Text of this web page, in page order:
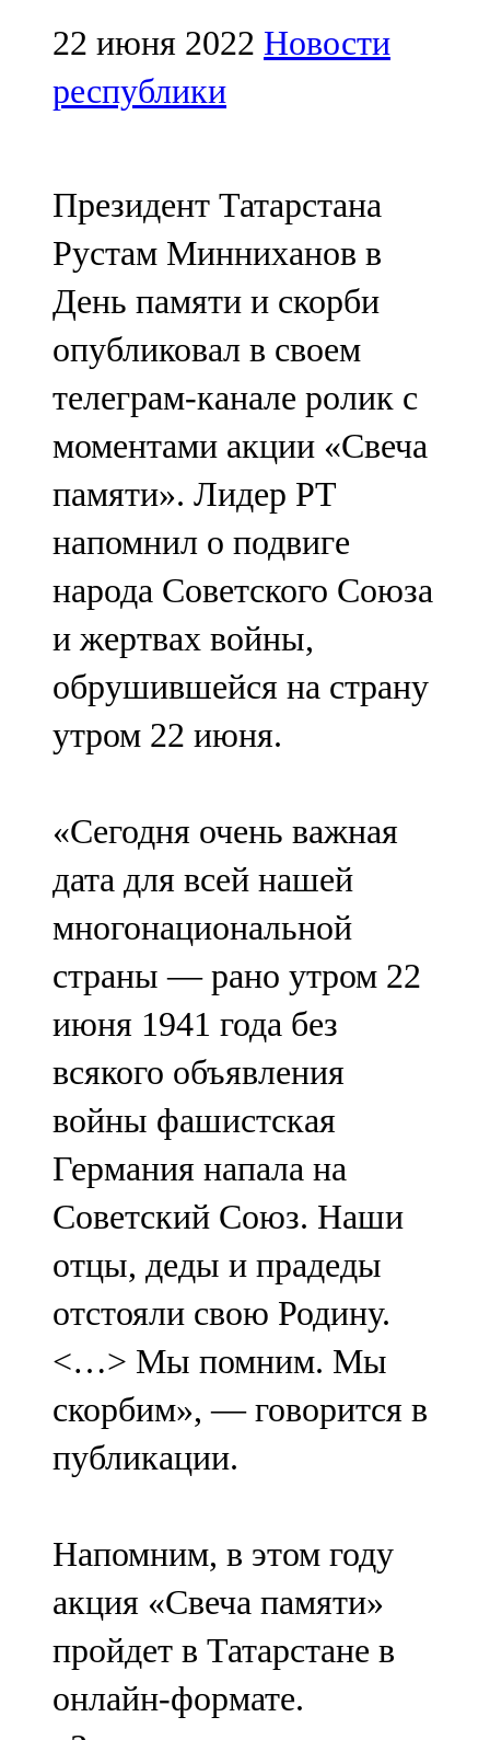
71,51 FM
Кукмара
107,9 FM
102,1 FM
Мамадыш
106,2 FM
Минзәлә
107,3 FM
Мөслим
100,0 FM
Нурлат
104,7 FM
Олы Әтнә
71,42 FM
Сарман
Теләче
106,1 FM
Түбән Кама
102,6 FM
Чирмешән
107,7 FM
Чистай
103,0 FM
Чүпрәле
91,0 FM
Шәмәрдән
102,3 FM
Яңа чишмә
107,0 FM
105,5 FM
22 июня 2022 Новости
республики
Президент Татарстана
Рустам Минниханов в
День памяти и скорби
опубликовал в своем
телеграм-канале ролик с
моментами акции «Свеча
памяти». Лидер РТ
напомнил о подвиге
народа Советского Союза
и жертвах войны,
обрушившейся на страну
утром 22 июня.
«Сегодня очень важная
дата для всей нашей
многонациональной
страны — рано утром 22
июня 1941 года без
всякого объявления
войны фашистская
Германия напала на
Советский Союз. Наши
отцы, деды и прадеды
отстояли свою Родину.
<…> Мы помним. Мы
скорбим», — говорится в
публикации.
Напомним, в этом году
акция «Свеча памяти»
пройдет в Татарстане в
онлайн-формате.